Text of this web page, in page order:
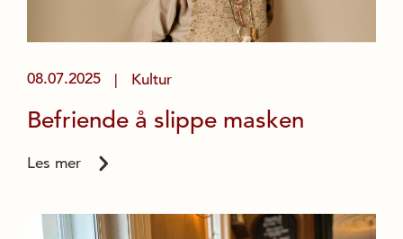
08.07.2025 | Kultur
Befriende å slippe masken
Les mer